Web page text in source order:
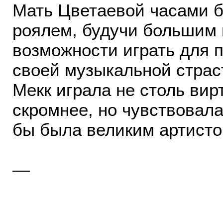
Мать Цветаевой часами
роялем, будучи
возможности играть для
своей музыкальной
Мекк играла не столь
скромнее, но
бы была великим
—